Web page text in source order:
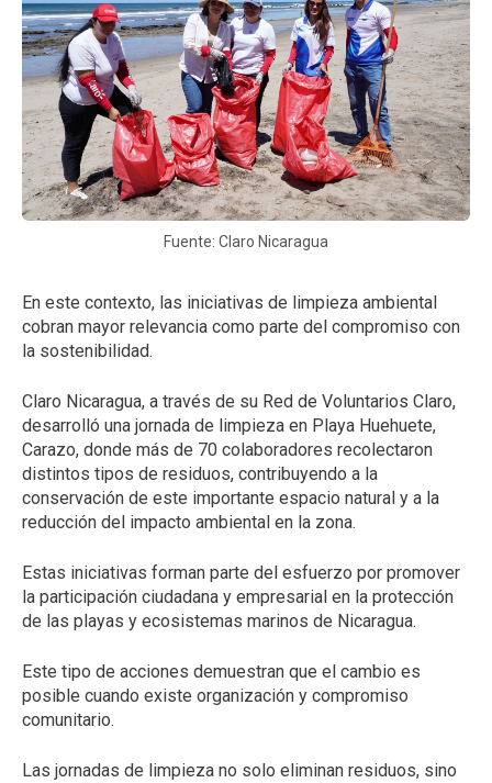
Fuente: Claro Nicaragua
En este contexto, las iniciativas de limpieza ambiental
cobran mayor relevancia como parte del compromiso con
la sostenibilidad.
Claro Nicaragua, a través de su Red de Voluntarios Claro,
desarrolló una jornada de limpieza en Playa Huehuete,
Carazo, donde más de 70 colaboradores recolectaron
distintos tipos de residuos, contribuyendo a la
conservación de este importante espacio natural y a la
reducción del impacto ambiental en la zona.
Estas iniciativas forman parte del esfuerzo por promover
la participación ciudadana y empresarial en la protección
de las playas y ecosistemas marinos de Nicaragua.
Este tipo de acciones demuestran que el cambio es
posible cuando existe organización y compromiso
comunitario.
Las jornadas de limpieza no solo eliminan residuos, sino